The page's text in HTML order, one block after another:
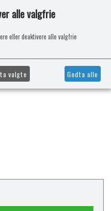
alle valgfrie
eller deaktivere alle valgfrie
valgte Godta alle